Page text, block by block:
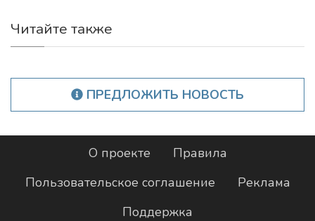
Читайте также
ПРЕДЛОЖИТЬ НОВОСТЬ
О проекте
Правила
Пользовательское соглашение
Реклама
Поддержка